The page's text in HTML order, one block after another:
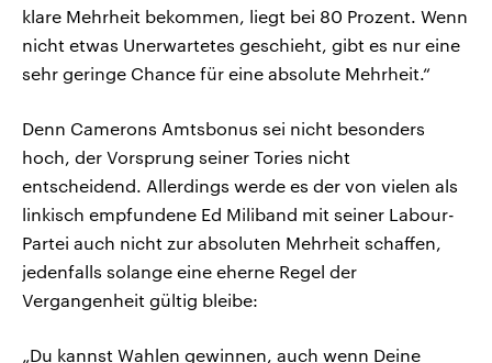
klare Mehrheit bekommen, liegt bei 80 Prozent. Wenn
nicht etwas Unerwartetes geschieht, gibt es nur eine
sehr geringe Chance für eine absolute Mehrheit.“
Denn Camerons Amtsbonus sei nicht besonders
hoch, der Vorsprung seiner Tories nicht
entscheidend. Allerdings werde es der von vielen als
linkisch empfundene Ed Miliband mit seiner Labour-
Partei auch nicht zur absoluten Mehrheit schaffen,
jedenfalls solange eine eherne Regel der
Vergangenheit gültig bleibe:
„Du kannst Wahlen gewinnen, auch wenn Deine